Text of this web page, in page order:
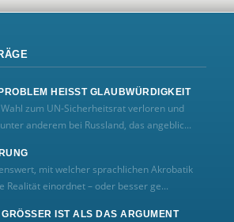
HEISST GLAUBWÜRDIGKEIT
zum UN‑Sicherheitsrat verloren und
anderem bei Russland, das angeblic...
mit welcher sprachlichen Akrobatik
Realität einordnet – oder besser ge...
IST ALS DAS ARGUMENT